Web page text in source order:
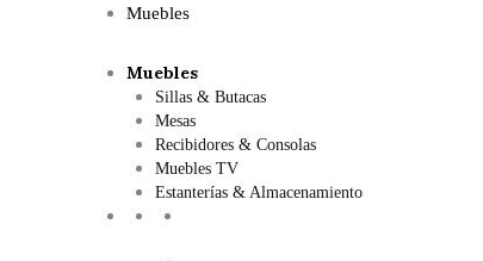
Muebles
Muebles
Sillas & Butacas
Mesas
Recibidores & Consolas
Muebles TV
Estanterías & Almacenamiento